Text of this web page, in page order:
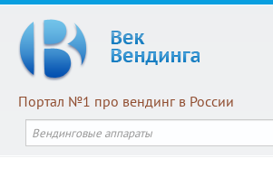
Портал №1 про вендинг в России